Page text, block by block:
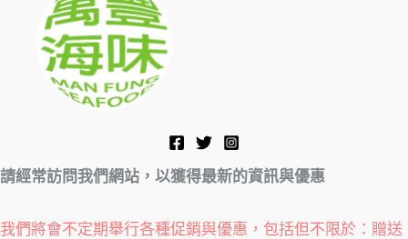
請經常訪問我們網站，以獲得最新的資訊與優惠
我們將會不定期舉行各種促銷與優惠，包括但不限於：贈送